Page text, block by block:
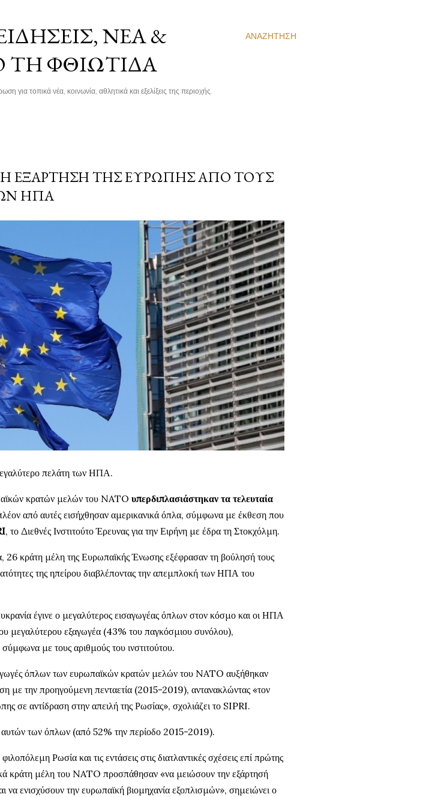
ΑΝΑΖΉΤΗΣΗ
ΝΈΑ &
ΤΗ ΦΘΙΏΤΙΔΑ
για τοπικά νέα, κοινωνία, αθλητικά και εξελίξεις της περιοχής.
Η ΕΞΆΡΤΗΣΗ ΤΗΣ ΕΥΡΏΠΗΣ ΑΠΌ ΤΟΥΣ
ΗΠΑ
πελάτη των ΗΠΑ.
κρατών μελών του NATO υπερδιπλασιάστηκαν τα τελευταία
από αυτές εισήχθησαν αμερικανικά όπλα, σύμφωνα με έκθεση που
, το Διεθνές Ινστιτούτο Έρευνας για την Ειρήνη με έδρα τη Στοκχόλμη.
26 κράτη μέλη της Ευρωπαϊκής Ένωσης εξέφρασαν τη βούλησή τους
της ηπείρου διαβλέποντας την απεμπλοκή των ΗΠΑ του
έγινε ο μεγαλύτερος εισαγωγέας όπλων στον κόσμο και οι ΗΠΑ
μεγαλύτερου εξαγωγέα (43% του παγκόσμιου συνόλου),
με τους αριθμούς του ινστιτούτου.
όπλων των ευρωπαϊκών κρατών μελών του NATO αυξήθηκαν
με την προηγούμενη πενταετία (2015-2019), αντανακλώντας «τον
σε αντίδραση στην απειλή της Ρωσίας», σχολιάζει το SIPRI.
των όπλων (από 52% την περίοδο 2015-2019).
Ρωσία και τις εντάσεις στις διατλαντικές σχέσεις επί πρώτης
κράτη μέλη του NATO προσπάθησαν «να μειώσουν την εξάρτησή
να ενισχύσουν την ευρωπαϊκή βιομηχανία εξοπλισμών», σημειώνει ο